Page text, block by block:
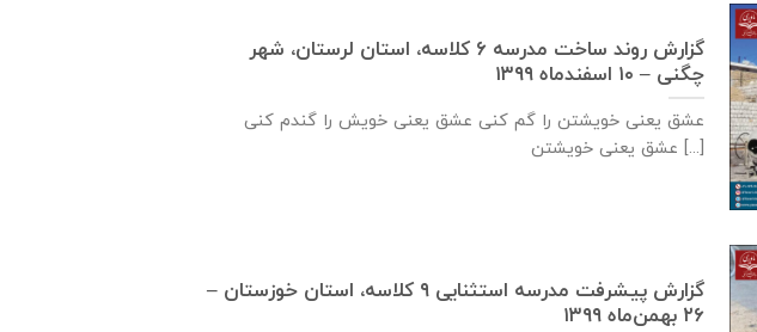
گزارش روند ساخت مدرسه ٦ كلاسه، استان لرستان، شهر
چگنی – ۱۰ اسفندماه ۱۳۹۹
عشق يعنی خويشتن را گم كنی عشق يعنی خويش را گندم كنی
عشق يعنی خويشتن [...]
گزارش پيشرفت مدرسه استثنايی ٩ كلاسه، استان خوزستان –
۲۶ بهمن‌ماه ۱۳۹۹